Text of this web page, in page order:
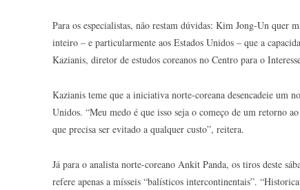
Para os especialistas, não restam dúvidas: Kim Jong-Un quer
inteiro – e particularmente aos Estados Unidos – que a
Kazianis, diretor de estudos coreanos no Centro para o
Kazianis teme que a iniciativa norte-coreana desencadeie um
Unidos. “Meu medo é que isso seja o começo de um retorno
que precisa ser evitado a qualquer custo”, reitera.
Já para o analista norte-coreano Ankit Panda, os tiros deste
refere apenas a mísseis “balísticos intercontinentais”.